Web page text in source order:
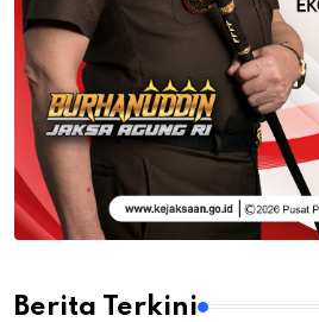
Berita Terkini